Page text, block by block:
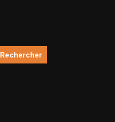
Rechercher